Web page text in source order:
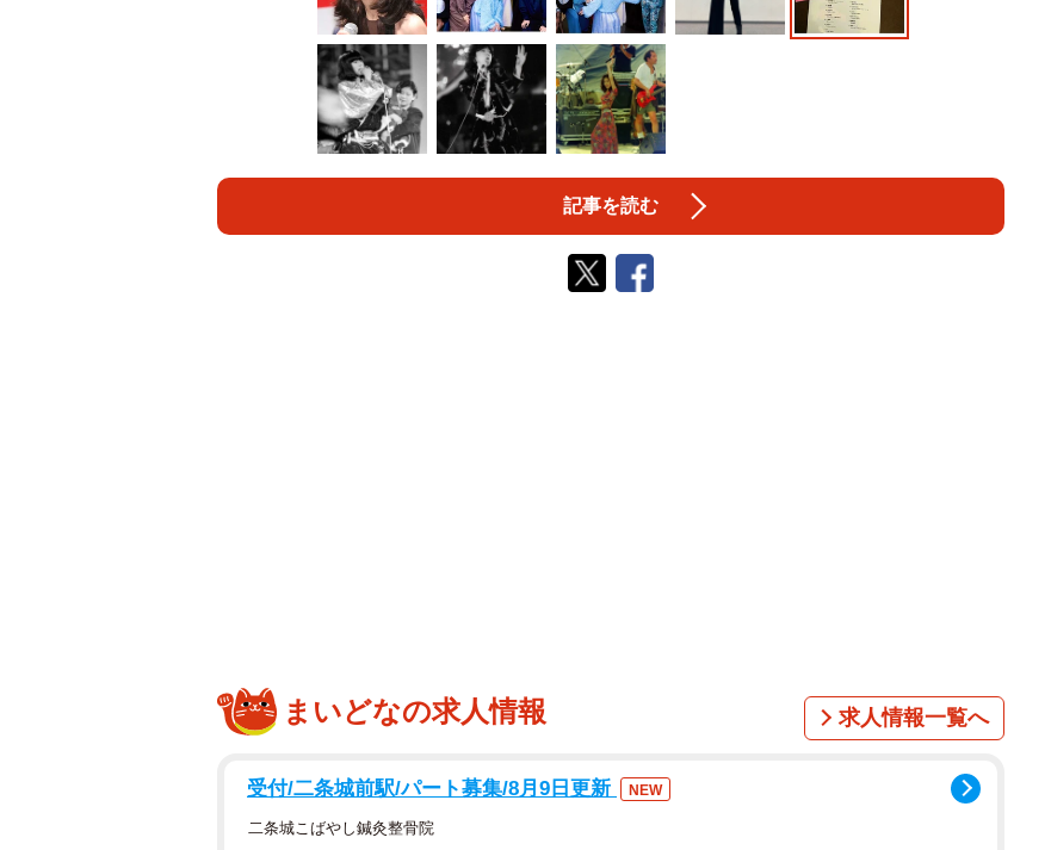
記事を読む
まいどなの求人情報 求人情報一覧へ
受付/二条城前駅/パート募集/8月9日更新 NEW
二条城こばやし鍼灸整骨院